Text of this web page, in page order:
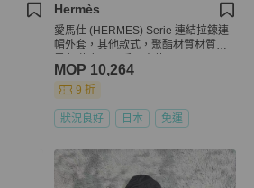
Hermès
愛馬仕 (HERMES) Serie 連結拉鍊連
帽外套，其他款式，聚酯材質材質，
MOP 10,264
9 折
狀況良好 日本 免運